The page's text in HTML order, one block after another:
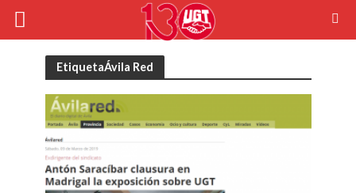
EtiquetaÁvila Red